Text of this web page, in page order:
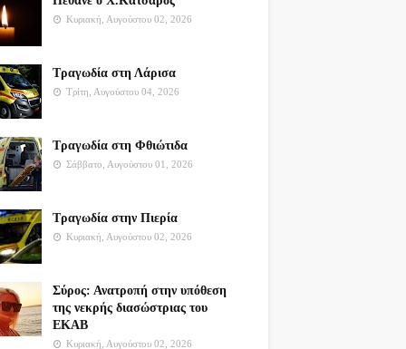
Κυριακή, Αυγούστου 02, 2026
Τραγωδία στη Λάρισα
Τρίτη, Αυγούστου 04, 2026
Τραγωδία στη Φθιώτιδα
Σάββατο, Αυγούστου 01, 2026
Τραγωδία στην Πιερία
Κυριακή, Αυγούστου 02, 2026
Σύρος: Ανατροπή στην υπόθεση
της νεκρής διασώστριας του
ΕΚΑΒ
Κυριακή, Αυγούστου 02, 2026